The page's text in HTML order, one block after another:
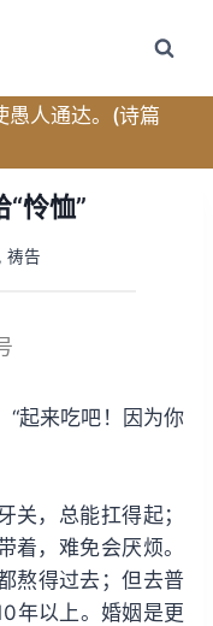
愚人通达。(诗篇
怜恤”
, 祷告
“起来吃吧！因为你
，总能扛得起；
，难免会厌烦。
熬得过去；但去普
年以上。婚姻是更